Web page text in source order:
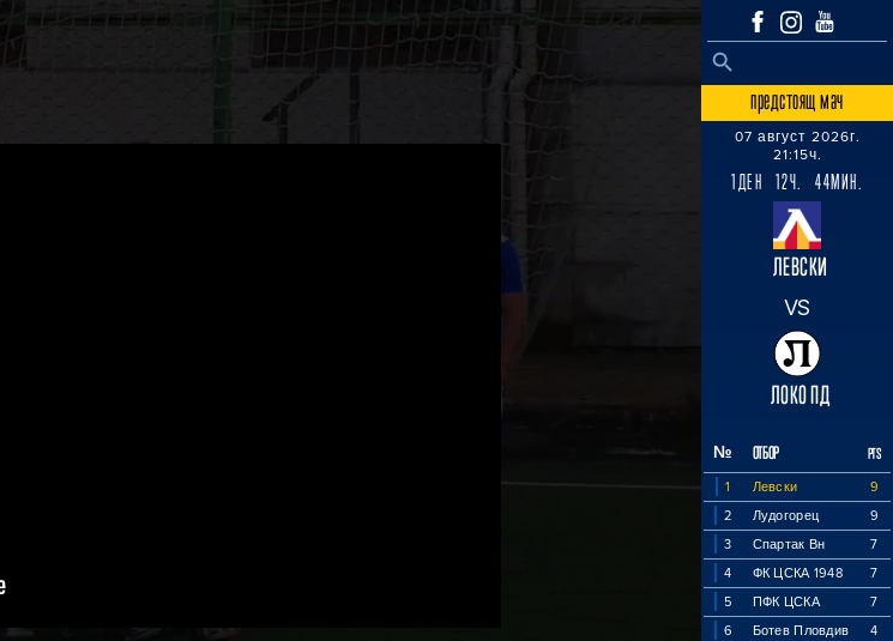
Search
SEARCH BUTTON
предстоящ мач
07 август 2026г.
21:15ч.
1ДЕН 12Ч. 44МИН.
ЛЕВСКИ
VS
ЛОКО ПД
№ ОТБОР PTS
1 Левски
9
2
Лудогорец
9
3
Спартак Вн
7
4
ФК ЦСКА 1948
7
5
ПФК ЦСКА
7
6
Ботев Пловдив
4